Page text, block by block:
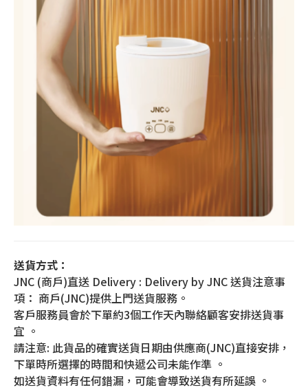
送貨方式：
JNC (商戶)直送 Delivery : Delivery by JNC 送貨注意事
項： 商戶(JNC)提供上門送貨服務。
客戶服務員會於下單約3個工作天內聯絡顧客安排送貨事
宜 。
請注意: 此貨品的確實送貨日期由供應商(JNC)直接安排，
下單時所選擇的時間和快遞公司未能作準 。
如送貨資料有任何錯漏，可能會導致送貨有所延誤 。